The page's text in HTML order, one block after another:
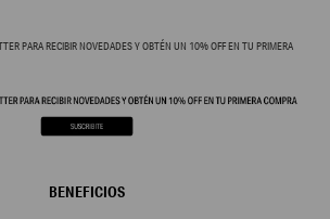
PARA RECIBIR NOVEDADES Y OBTÉN UN 10% OFF EN TU PRIMERA
BENEFICIOS